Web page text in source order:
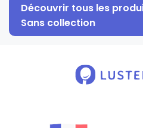
Découvrir tous les
Sans collection